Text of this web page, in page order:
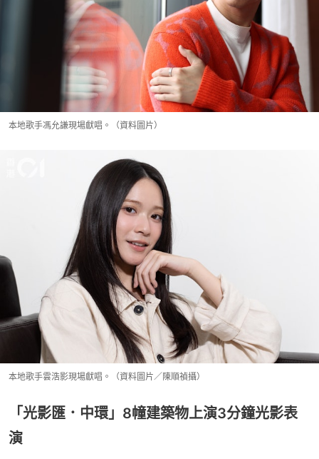
本地歌手馮允謙現場獻唱。（資料圖片）
本地歌手雲浩影現場獻唱。（資料圖片／陳順禎攝）
「光影匯．中環」8幢建築物上演3分鐘光影表
演